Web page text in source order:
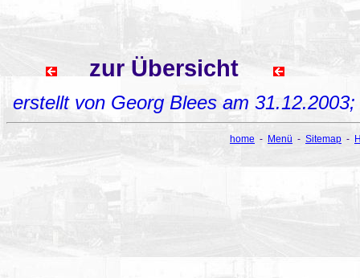
zur Übersicht
erstellt von Georg Blees am
home - Menü - Sitemap -